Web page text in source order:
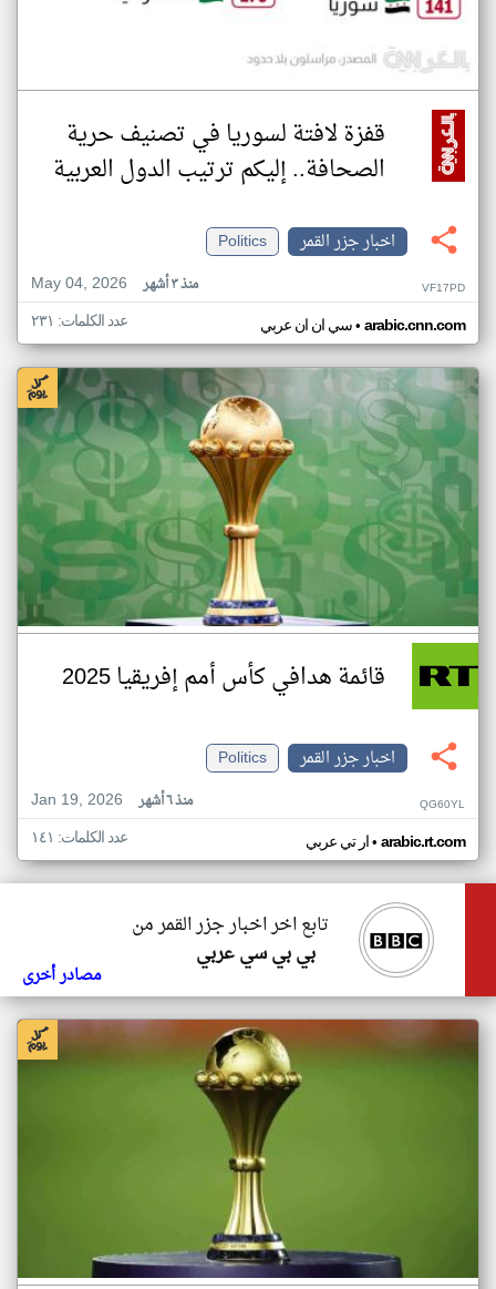
قفزة لافتة لسوريا في تصنيف حرية
الصحافة.. إليكم ترتيب الدول العربية
اخبار جزر القمر
Politics
May 04, 2026
منذ ٣ أشهر VF17PD
سي ان ان عربي• arabic.cnn.com عدد الكلمات: ٢٣١
قائمة هدافي كأس أمم إفريقيا 2025
اخبار جزر القمر
Politics
Jan 19, 2026
منذ ٦ أشهر QG60YL
ار تي عربي• arabic.rt.com عدد الكلمات: ١٤١
تابع اخر اخبار جزر القمر من
بي بي سي عربي
مصادر أخرى